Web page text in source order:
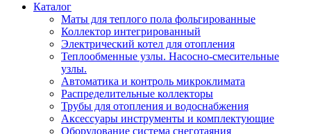
Каталог
Маты для теплого пола фольгированные
Коллектор интегрированный
Электрический котел для отопления
Теплообменные узлы. Насосно-смесительные
узлы.
Автоматика и контроль микроклимата
Распределительные коллекторы
Трубы для отопления и водоснабжения
Аксессуары инструменты и комплектующие
Оборудование система снеготаяния